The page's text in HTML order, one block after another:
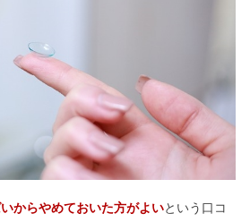
からやめておいた方がよいという口コ